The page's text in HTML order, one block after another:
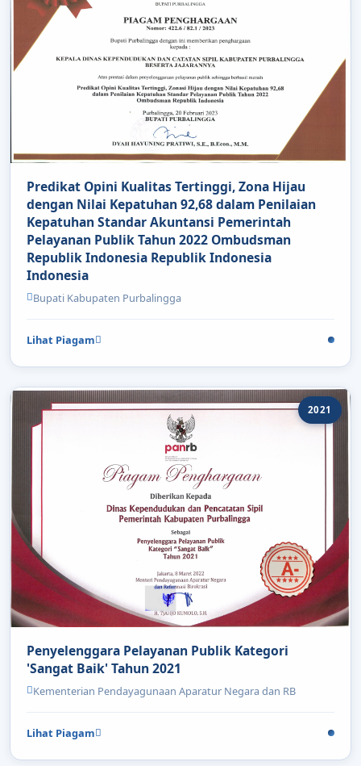
Predikat Opini Kualitas Tertinggi, Zona Hijau
dengan Nilai Kepatuhan 92,68 dalam Penilaian
Kepatuhan Standar Akuntansi Pemerintah
Pelayanan Publik Tahun 2022 Ombudsman
Republik Indonesia Republik Indonesia
Indonesia
Bupati Kabupaten Purbalingga
Lihat Piagam
2021
Penyelenggara Pelayanan Publik Kategori
'Sangat Baik' Tahun 2021
Kementerian Pendayagunaan Aparatur Negara dan RB
Lihat Piagam